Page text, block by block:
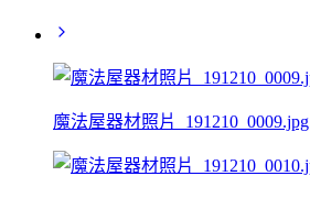
魔法屋器材照片_191210_0009.jpg